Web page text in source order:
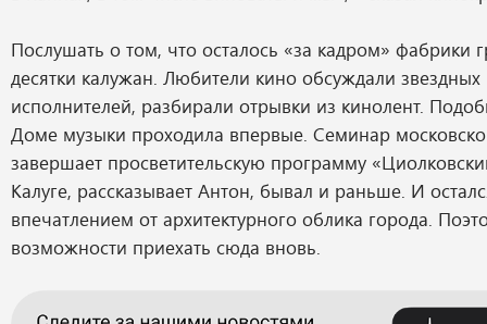
Послушать о том, что осталось «за кадром» фабрики
десятки калужан. Любители кино обсуждали
исполнителей, разбирали отрывки из кинолент.
Доме музыки проходила впервые. Семинар
завершает просветительскую программу
Калуге, рассказывает Антон, бывал и раньше. И
впечатлением от архитектурного облика города.
возможности приехать сюда вновь.